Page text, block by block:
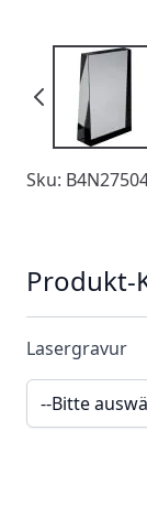
Sku:
Produkt-
Lasergravur